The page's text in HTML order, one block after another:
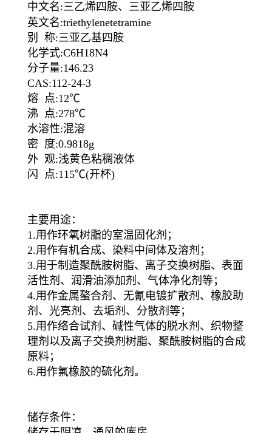
中文名:三乙烯四胺、三亚乙烯四胺
英文名:triethylenetetramine
别 称:三亚乙基四胺
化学式:C6H18N4
分子量:146.23
CAS:112-24-3
熔 点:12℃
沸 点:278℃
水溶性:混溶
密 度:0.9818g
外 观:浅黄色粘稠液体
闪 点:115℃(开杯)
主要用途：
1.用作环氧树脂的室温固化剂；
2.用作有机合成、染料中间体及溶剂；
3.用于制造聚酰胺树脂、离子交换树脂、表面
活性剂、润滑油添加剂、气体净化剂等；
4.用作金属螯合剂、无氰电镀扩散剂、橡胶助
剂、光亮剂、去垢剂、分散剂等；
5.用作络合试剂、碱性气体的脱水剂、织物整
理剂以及离子交换剂树脂、聚酰胺树脂的合成
原料；
6.用作氟橡胶的硫化剂。
储存条件：